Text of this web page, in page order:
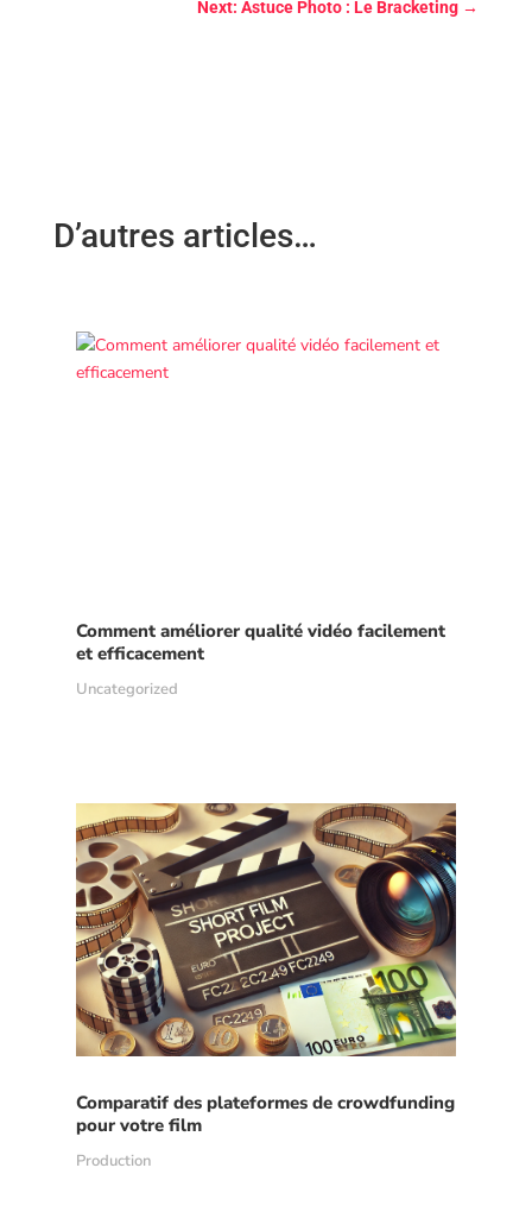
Next: Astuce Photo : Le Bracketing →
D’autres articles…
Comment améliorer qualité vidéo facilement
et efficacement
Uncategorized
Comparatif des plateformes de crowdfunding
pour votre film
Production